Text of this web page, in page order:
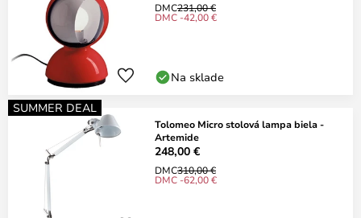
DMC231,00 €
DMC -42,00 €
Na sklade
SUMMER DEAL
Tolomeo Micro stolová lampa biela -
Artemide
248,00 €
DMC310,00 €
DMC -62,00 €